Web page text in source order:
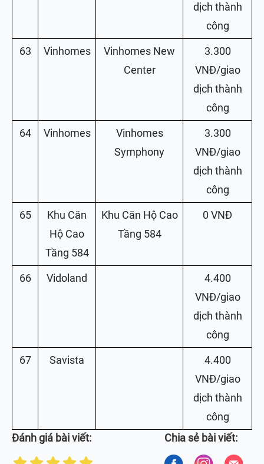
dịch thành
công
63 Vinhomes
Vinhomes New
Center
3.300
VNĐ/giao
dịch thành
công
64 Vinhomes
Vinhomes
Symphony
3.300
VNĐ/giao
dịch thành
công
65
Khu Căn
Hộ Cao
Tầng 584
Khu Căn Hộ Cao
Tầng 584
0 VNĐ
66 Vidoland
4.400
VNĐ/giao
dịch thành
công
67 Savista
4.400
VNĐ/giao
dịch thành
công
Đánh giá bài viết:
Chia sẻ bài viết: